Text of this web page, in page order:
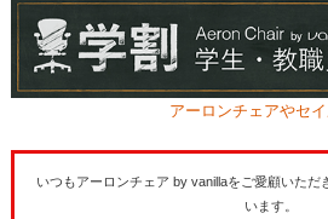
アーロンチェアやセ
いつもアーロンチェア by vanillaをご愛顧いただ
います。